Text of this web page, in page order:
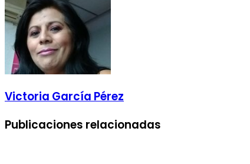
Victoria García Pérez
Publicaciones relacionadas